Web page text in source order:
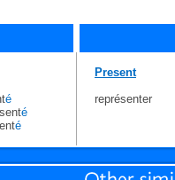
é
é
é
Present
représenter